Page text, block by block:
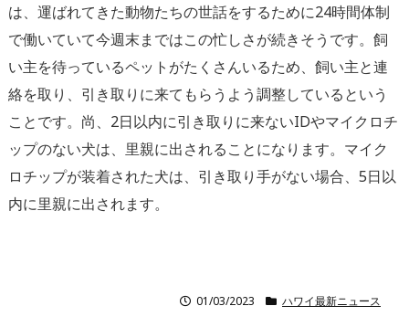
は、運ばれてきた動物たちの世話をするために24時間体制
で働いていて今週末まではこの忙しさが続きそうです。飼
い主を待っているペットがたくさんいるため、飼い主と連
絡を取り、引き取りに来てもらうよう調整しているという
ことです。 尚、 2日以内に引き取りに来ないIDやマイクロチ
ップのない犬は、里親に出されることになります。マイク
ロチップが装着された犬は、引き取り手がない場合、 5日以
内に里親に出されます。
01/03/2023 ハワイ最新ニュース